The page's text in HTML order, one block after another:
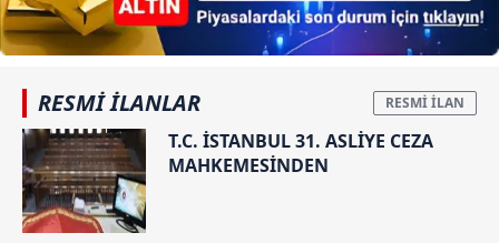
RESMİ İLANLAR
T.C. İSTANBUL 31. ASLİYE CEZA
MAHKEMESİNDEN